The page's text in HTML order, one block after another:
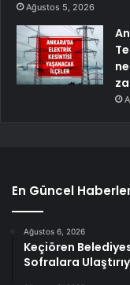
Ağustos 5, 2026
En Güncel
Ağustos 6, 2026
Keçiören
Sofralara